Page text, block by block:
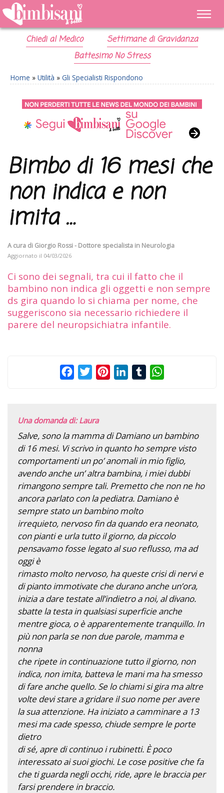
Chiedi al Medico
Settimane di Gravidanza
Battesimo No Stress
Home » Utilità » Gli Specialisti Rispondono
Bimbo di 16 mesi che
non indica e non
imita …
A cura di Giorgio Rossi - Dottore specialista in Neurologia
Aggiornato il 04/03/2026
Ci sono dei segnali, tra cui il fatto che il
bambino non indica gli oggetti e non sempre
ds gira quando lo si chiama per nome, che
suggeriscono sia necessario richiedere il
parere del neuropsichiatra infantile.
FacebookTwitterPinterestLinkedInTumblr
Una domanda di: Laura
Salve, sono la mamma di Damiano un bambino
di 16 mesi. Vi scrivo in quanto ho sempre visto
comportamenti un po’ anomali in mio figlio,
avendo anche un’ altra bambina, i miei dubbi
rimangono sempre tali. Premetto che non ne ho
ancora parlato con la pediatra. Damiano è
sempre stato un bambino molto
irrequieto, nervoso fin da quando era neonato,
con pianti e urla tutto il giorno, da piccolo
pensavamo fosse legato al suo reflusso, ma ad
oggi è
rimasto molto nervoso, ha queste crisi di nervi e
di pianto immotivate che durano anche un’ora,
inizia a dare testate all’indietro a noi, al divano.
sbatte la testa in qualsiasi superficie anche
mentre gioca, o è apparentemente tranquillo. In
più non parla se non due parole, mamma e
nonna
che ripete in continuazione tutto il giorno, non
indica, non imita, batteva le mani ma ha smesso
di fare anche quello. Se lo chiami si gira ma altre
volte devi stare a gridare il suo nome per avere
la sua attenzione. Ha iniziato a camminare a 13
mesi ma cade spesso, chiude sempre le porte
dietro
di sé, apre di continuo i rubinetti. È poco
interessato ai suoi giochi. Le cose positive che fa
che ti guarda negli occhi, ride, apre le braccia per
farsi prendere in braccio.